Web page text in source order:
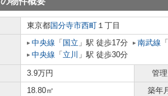
東京都国分寺市西町 １丁目
中央線 「 国立 」駅 徒歩17分 南武線 「
中央線 「 立川 」駅 徒歩30分
3.9万円 管
18.80㎡ 築年